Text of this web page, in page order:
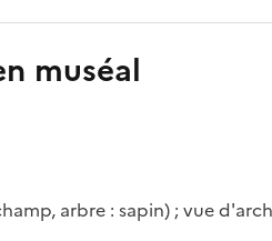
muséal
arbre : sapin) ; vue